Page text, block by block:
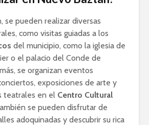
se pueden realizar diversas
como visitas guiadas a los
del municipio, como la iglesia de
o el palacio del Conde de
se organizan eventos
exposiciones de arte y
teatrales en el Centro Cultural
se pueden disfrutar de
adoquinadas y descubrir su rica